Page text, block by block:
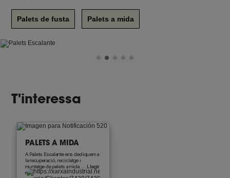
Palets de fusta Palets a mida
T'interessa
PALETS A MIDA
A Palets Escalante ens dediquem a
la recuperació, reciclatge i
muntatge de palets a mida.... Llegir
més